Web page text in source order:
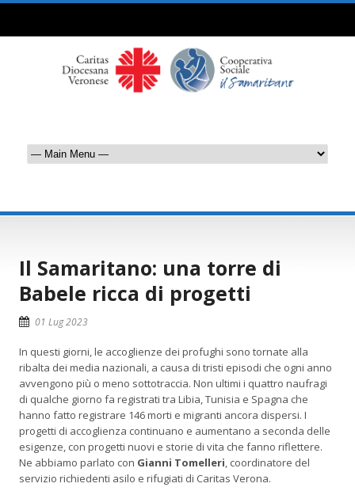
Il Samaritano: una torre di
Babele ricca di progetti
01 Lug 2023
In questi giorni, le accoglienze dei profughi sono tornate alla
ribalta dei media nazionali, a causa di tristi episodi che ogni anno
avvengono più o meno sottotraccia. Non ultimi i quattro naufragi
di qualche giorno fa registrati tra Libia, Tunisia e Spagna che
hanno fatto registrare 146 morti e migranti ancora dispersi. I
progetti di accoglienza continuano e aumentano a seconda delle
esigenze, con progetti nuovi e storie di vita che fanno riflettere.
Ne abbiamo parlato con Gianni Tomelleri, coordinatore del
servizio richiedenti asilo e rifugiati di Caritas Verona.